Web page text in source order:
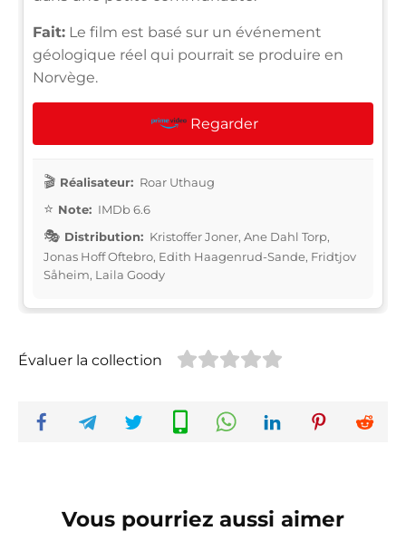
Fait: Le film est basé sur un événement
géologique réel qui pourrait se produire en
Norvège.
Regarder
Réalisateur: Roar Uthaug
Note: IMDb 6.6
Distribution: Kristoffer Joner, Ane Dahl Torp,
Jonas Hoff Oftebro, Edith Haagenrud-Sande, Fridtjov
Såheim, Laila Goody
Évaluer la collection
Vous pourriez aussi aimer